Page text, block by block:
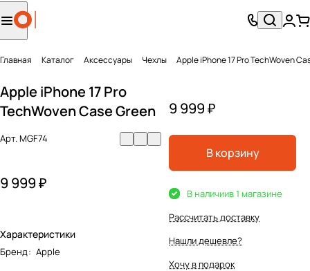
Главная Каталог Аксесcуары Чехлы Apple iPhone 17 Pro TechWoven
Apple iPhone 17 Pro
TechWoven Case Green
Арт.MGF74
9 999 ₽
Характеристики
Бренд: Apple
9 999 ₽
В корзину
В наличиив 1 магазине
Рассчитать доставку
Нашли дешевле?
Хочу в подарок